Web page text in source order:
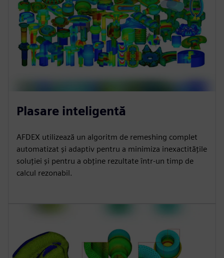
Plasare inteligentă
AFDEX utilizează un algoritm de remeshing complet
automatizat și adaptiv pentru a minimiza inexactitățile
soluției și pentru a obține rezultate într-un timp de
calcul rezonabil.